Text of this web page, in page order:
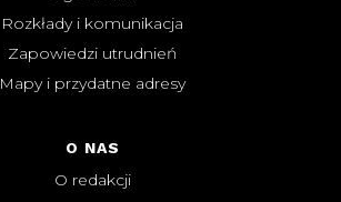
Rozkłady i komunikacja
Zapowiedzi utrudnień
Mapy i przydatne adresy
O NAS
O redakcji